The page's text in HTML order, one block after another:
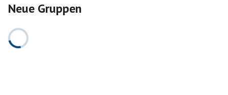
Neue Gruppen